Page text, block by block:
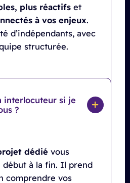
plus réactifset
à vos enjeux.
d’indépendants, avec
structurée.
interlocuteur si je
?
dédiévous
début à la fin. Il prend
comprendre vos